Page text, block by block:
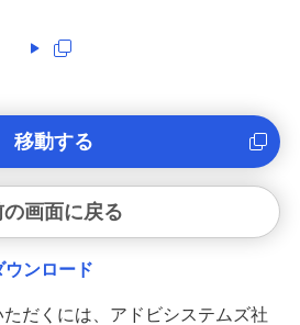
移動する
の画面に戻る
ンロード
だくには、アドビシステムズ社